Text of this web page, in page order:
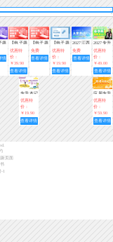
题
西
基
刷
情
【电子题
库】江西
专升本基
础必刷
1100题
《政治》
优惠特
价：
￥39.90
查看详情
【电子题
库】江西
专升本政
治基础过
免费
查看详情
【电子题
库】江西
专升本考
点突破
800题
（人体解
优惠特
价：
￥19.90
查看详情
2027江西
专升本入
学测试
免费
查看详情
2027专升
本春季
班-0基础
入门（语
文）【直
播课】
优惠特
价：
￥49.00
查看详情
专升本记
单词—
(趣味小
课堂)
优惠特
价：
￥19.90
查看详情
应届专升
本初级入
门（英
语）视频
+资料
优惠特
价：
￥59.90
查看详情
新页面
1